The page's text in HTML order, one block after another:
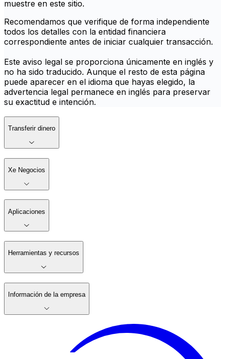
muestre en este sitio.
Recomendamos que verifique de forma independiente
todos los detalles con la entidad financiera
correspondiente antes de iniciar cualquier transacción.
Este aviso legal se proporciona únicamente en inglés y
no ha sido traducido. Aunque el resto de esta página
puede aparecer en el idioma que hayas elegido, la
advertencia legal permanece en inglés para preservar
su exactitud e intención.
Transferir dinero
Xe Negocios
Aplicaciones
Herramientas y recursos
Información de la empresa